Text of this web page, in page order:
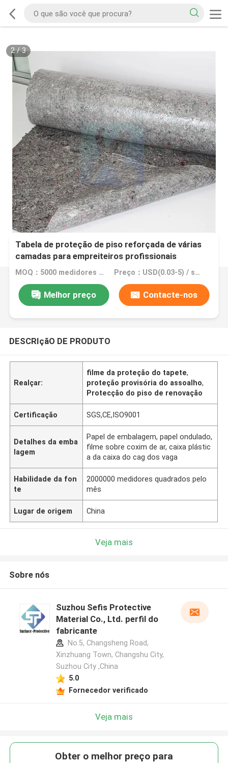
2/3
Tabela de proteção de piso reforçada de várias
camadas para empreiteiros profissionais
MOQ：5000 medidores quadrados, 10000 medidores quadrados com impressão Preço：USD(0.03-5) / square meter
Melhor preço Contacte-nos
DESCRIçãO DE PRODUTO
Realçar:
filme da proteção do tapete,
proteção provisória do assoalho,
Protecção do piso de renovação
Certificação SGS,CE,ISO9001
Detalhes da emba
lagem
Papel de embalagem, papel ondulado,
filme sobre coxim de ar, caixa plástic
a da caixa do cag dos vaga
Habilidade da fon
te
2000000 medidores quadrados pelo
mês
Lugar de origem China
Veja mais
Sobre nós
Suzhou Sefis Protective
Material Co., Ltd. perfil do
fabricante
No.5, Changsheng Road,
Xinzhuang Town, Changshu City,
Suzhou City ,China
5.0
Fornecedor verificado
Veja mais
Obter o melhor preço para